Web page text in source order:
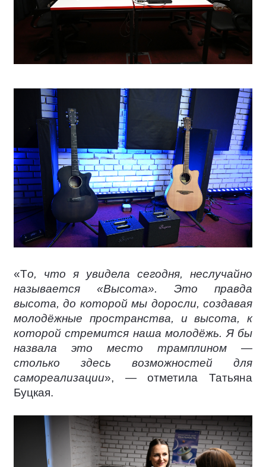
«То, что я увидела сегодня, неслучайно
называется «Высота». Это правда
высота, до которой мы доросли, создавая
молодёжные пространства, и высота, к
которой стремится наша молодёжь. Я бы
назвала это место трамплином —
столько здесь возможностей для
самореализации», — отметила Татьяна
Буцкая.